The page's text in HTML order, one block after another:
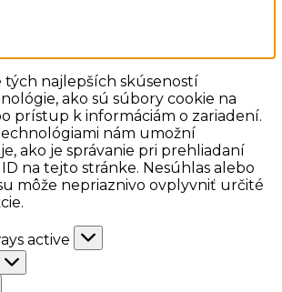
tých najlepších skúseností
ako sú súbory cookie na
prístup k informáciám o zariadení.
nám umožní
ako je správanie pri prehliadaní
na tejto stránke. Nesúhlas alebo
môže nepriaznivo ovplyvniť určité
active